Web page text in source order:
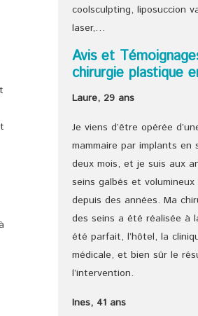
coolsculpting, liposuccion
laser,…
Avis et
chirurgie plastique
Laure, 29 ans
Je viens d’être opérée
mammaire par implants en
deux mois, et je suis aux
seins galbés et
depuis des années. Ma
des seins a été réalisée à
été parfait, l’hôtel, la
médicale, et bien sûr le
l’intervention.
Ines, 41 ans